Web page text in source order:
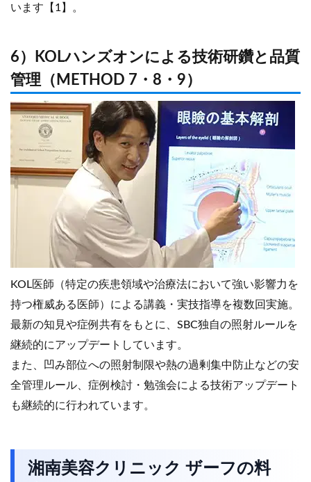
います【1】。
6）KOLハンズオンによる技術研鑽と品質
管理（METHOD 7・8・9）
KOL医師（特定の疾患領域や治療法において強い影響力を
持つ権威ある医師）による講義・実技指導を複数回実施。
最新の知見や症例共有をもとに、SBC独自の照射ルールを
継続的にアップデートしています。
また、凹み部位への照射制限や熱の過剰集中防止などの安
全管理ルール、症例検討・勉強会による技術アップデート
も継続的に行われています。
湘南美容クリニック ザーフの料